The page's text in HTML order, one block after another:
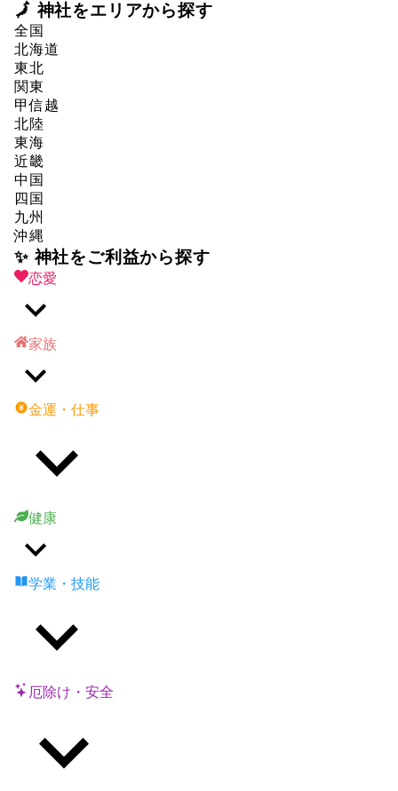
🗾 神社をエリアから探す
全国
北海道
東北
関東
甲信越
北陸
東海
近畿
中国
四国
九州
沖縄
✨ 神社をご利益から探す
恋愛
家族
金運・仕事
健康
学業・技能
厄除け・安全